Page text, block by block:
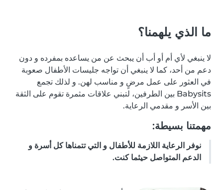
ما الذي يلهمنا؟
لا ينبغي لأي أم أو أب أن يبحث عن من يساعده بمفرده و دون
دعم من أحد، كما لا ينبغي أن تواجه جليسات الأطفال صعوبة
في العثور على عمل مرضٍ و مناسب لهن. و لذلك تجمع
Babysits بين الطرفين، لتبني علاقات مثمرة تقوم على الثقة
بين الأسر و مقدمي الرعاية.
مهمتنا بسيطة:
نوفر الرعاية اللازمة للأطفال و التي تتمناها كل أسرة و
الدعم المتواصل حيثما كنت.